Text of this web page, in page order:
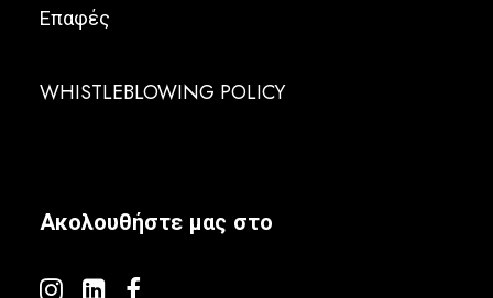
Επαφές
WHISTLEBLOWING POLICY
Ακολουθήστε μας στο